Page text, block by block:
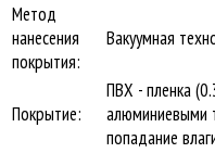
Метод
нанесения
покрытия:
Вакуумная
Покрытие:
ПВХ - пленка
алюминиевыми
попадание